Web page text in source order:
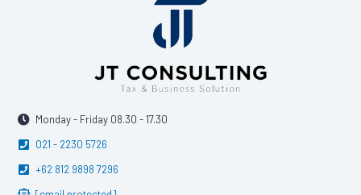
Monday - Friday 08.30 - 17.30
021 - 2230 5726
+62 812 9898 7296